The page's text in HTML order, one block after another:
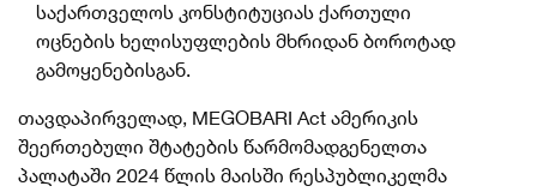
საქართველოს კონსტიტუციას ქართული
ოცნების ხელისუფლების მხრიდან ბოროტად
გამოყენებისგან.
თავდაპირველად, MEGOBARI Act ამერიკის
შეერთებული შტატების წარმომადგენელთა
პალატაში 2024 წლის მაისში რესპუბლიკელმა